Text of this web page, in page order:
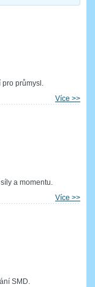
pro průmysl.
Více >>
a momentu.
Více >>
SMD.